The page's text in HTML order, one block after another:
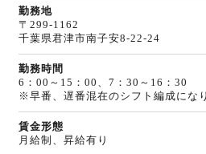
勤務地
〒299-1162
千葉県君津市南子安8-22-24
勤務時間
6：00～15：00、7：30～16：30
※早番、遅番混在のシフト編成にな
賃金形態
月給制、昇給有り